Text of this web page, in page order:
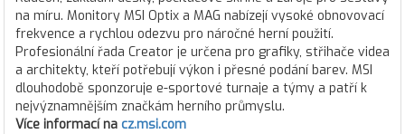
na míru. Monitory MSI Optix a MAG nabízejí vysoké obnovovací
frekvence a rychlou odezvu pro náročné herní použití.
Profesionální řada Creator je určena pro grafiky, střihače videa
a architekty, kteří potřebují výkon i přesné podání barev. MSI
dlouhodobě sponzoruje e-sportové turnaje a týmy a patří k
nejvýznamnějším značkám herního průmyslu.
Více informací na cz.msi.com